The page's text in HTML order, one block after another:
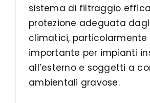
sistema di filtraggio
protezione adeguata
climatici, particolarmente
importante per impianti
all’esterno e soggetti a
ambientali gravose.